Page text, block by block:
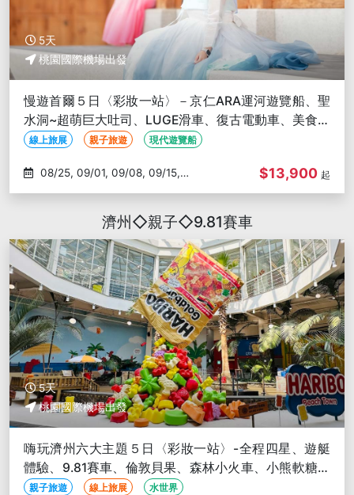
5天
桃園國際機場出發
慢遊首爾５日〈彩妝一站〉－京仁ARA運河遊覽船、聖
水洞~超萌巨大吐司、LUGE滑車、復古電動車、美食家
天堂~廣藏市場
線上旅展 親子旅遊 現代遊覽船
09/22
$13,900 起
濟州◇親子◇9.81賽車
5天
桃園國際機場出發
嗨玩濟州六大主題５日〈彩妝一站〉-全程四星、遊艇
體驗、9.81賽車、倫敦貝果、森林小火車、小熊軟糖世
界、韓服體驗
親子旅遊 線上旅展 水世界